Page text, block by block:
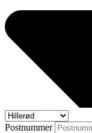
Postnummer